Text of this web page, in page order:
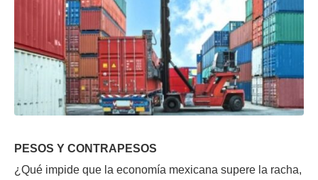
PESOS Y CONTRAPESOS
¿Qué impide que la economía mexicana supere la racha,